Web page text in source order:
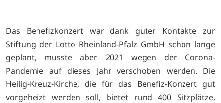
Das Benefizkonzert war dank guter Kontakte zur
Stiftung der Lotto Rheinland-Pfalz GmbH schon lange
geplant, musste aber 2021 wegen der Corona-
Pandemie auf dieses Jahr verschoben werden. Die
Heilig-Kreuz-Kirche, die für das Benefiz-Konzert gut
vorgeheizt werden soll, bietet rund 400 Sitzplätze.